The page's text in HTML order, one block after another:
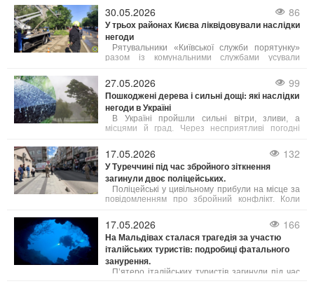
відео з погрозами, ксенофобськими
висловлюваннями та бійкою, одного з учасників
конфлікту звільнили з роботи.
30.05.2026 86
У трьох районах Києва ліквідовували наслідки
негоди
Рятувальники «Київської служби порятунку»
разом із комунальними службами усували
допомогою спеціального інструменту
рятувальники розпиляли повалену гілку і
оперативно відновили рух трамваїв.
27.05.2026 99
Пошкоджені дерева і сильні дощі: які наслідки
негоди в Україні
В Україні пройшли сильні вітри, зливи, а
місцями й град. Через несприятливі погодні
17.05.2026 132
У Туреччині під час збройного зіткнення
загинули двоє поліцейських.
Поліцейські у цивільному прибули на місце за
повідомленням про збройний конфлікт. Коли
відкрив по них вогонь, що призвело до
смертельних поранень двох співробітників
поліції.
17.05.2026 166
На Мальдівах сталася трагедія за участю
італійських туристів: подробиці фатального
занурення.
П’ятеро італійських туристів загинули під час